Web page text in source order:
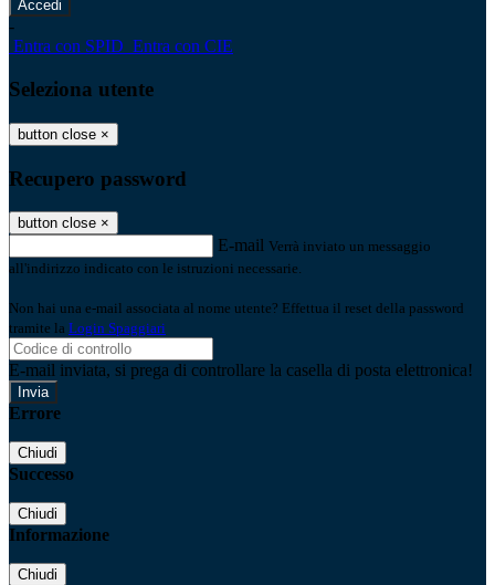
-
Entra con SPID Entra con CIE
Seleziona utente
button close ×
Recupero password
button close ×
E-mail Verrà inviato un messaggio
all'indirizzo indicato con le istruzioni necessarie.
Non hai una e-mail associata al nome utente? Effettua il reset della password
tramite la Login Spaggiari
E-mail inviata, si prega di controllare la casella di posta elettronica!
Errore
Chiudi
Successo
Chiudi
Informazione
Chiudi